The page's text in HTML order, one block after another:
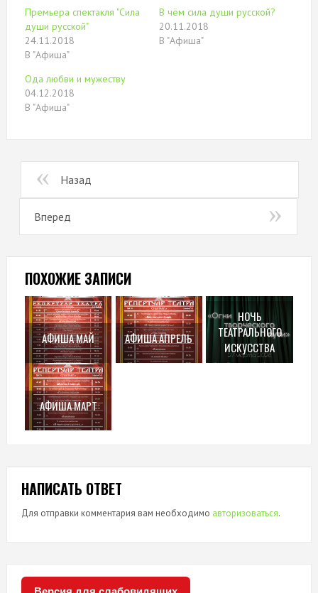
новом
окне)
Премьера спектакля "Сила
души русской"
24.11.2018
В "Афиша"
В чём сила души русской?
20.11.2018
В "Афиша"
Ода любви и мужеству
04.12.2018
В "Афиша"
Назад
Вперед
ПОХОЖИЕ ЗАПИСИ
АФИША МАЙ АФИША АПРЕЛЬ
НОЧЬ
ТЕАТРАЛЬНОГО
ИСКУССТВА
АФИША МАРТ
НАПИСАТЬ ОТВЕТ
Для отправки комментария вам необходимо авторизоваться.